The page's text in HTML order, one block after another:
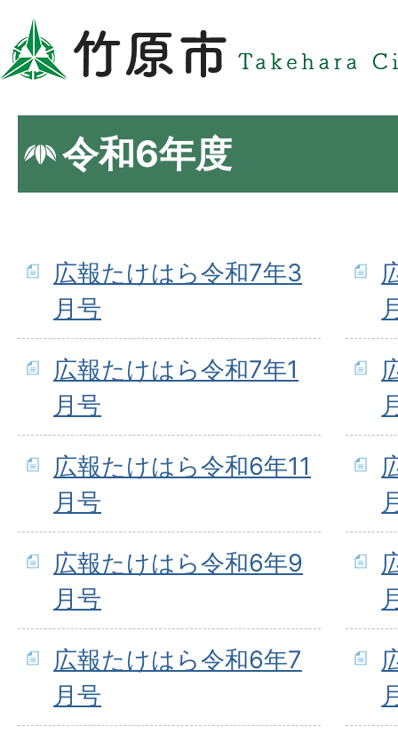
令和6年度
広報たけはら令和7年3
月号
広報たけはら令和7年1
月号
広報たけはら令和6年11
月号
広報たけはら令和6年9
月号
広報たけはら令和6年7
月号